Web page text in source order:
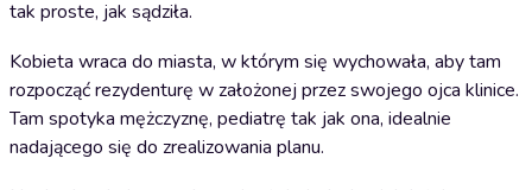
tak proste, jak sądziła.
Kobieta wraca do miasta, w którym się wychowała, aby tam
rozpocząć rezydenturę w założonej przez swojego ojca klinice.
Tam spotyka mężczyznę, pediatrę tak jak ona, idealnie
nadającego się do zrealizowania planu.